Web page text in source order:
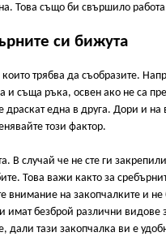
Това също би свършило
си бижута
трябва да съобразите.
и съща ръка, освен ако не са
една в друга. Дори и на
този фактор.
В случай че не сте ги
Това важи както за
внимание на закопчалките и не
имат безброй различни видове
дали тази закопчалка ви е